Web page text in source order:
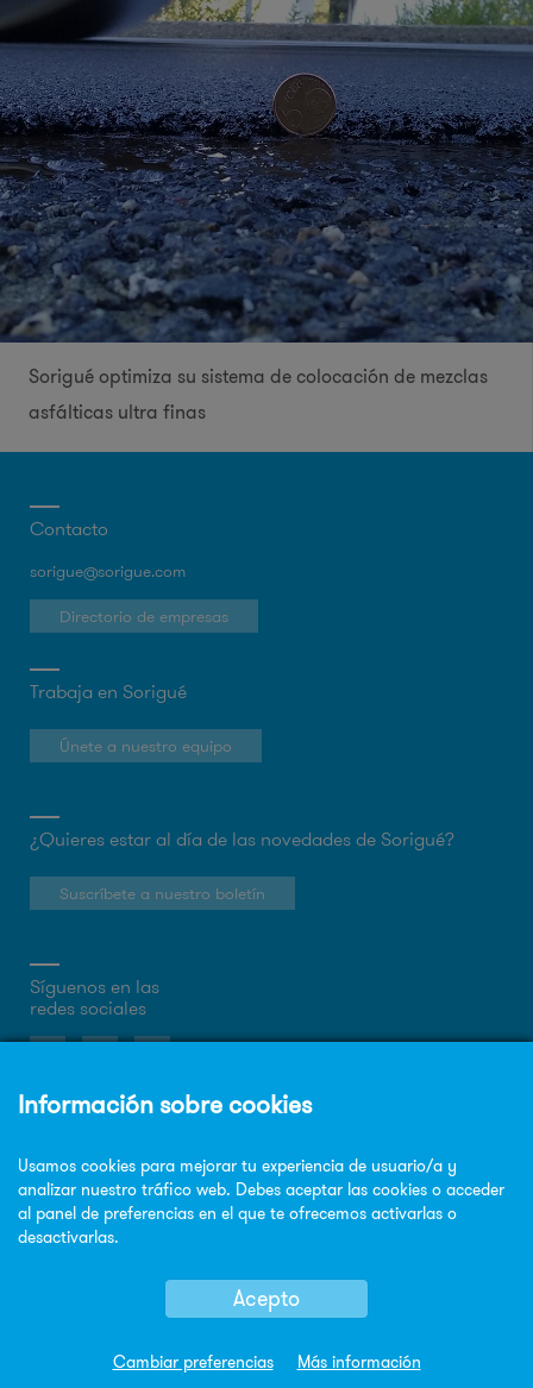
Sorigué optimiza su sistema de colocación de mezclas
asfálticas ultra finas
Contacto
sorigue@sorigue.com
Directorio de empresas
Trabaja en Sorigué
Únete a nuestro equipo
¿Quieres estar al día de las novedades de Sorigué?
Suscríbete a nuestro boletín
Síguenos en las
redes sociales
Sobre la web
Política de privacidad
Política de cookies
© Copyright Sorigué 2026